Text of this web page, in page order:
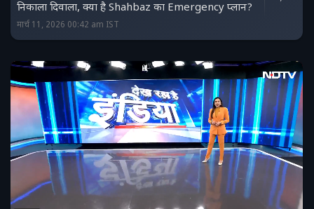
निकाला दिवाला, क्या है Shahbaz का Emergency प्लान?
मार्च 11, 2026 00:42 am IST